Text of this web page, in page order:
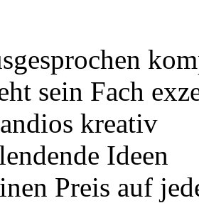
sein Fach
kreativ
Ideen
Preis auf